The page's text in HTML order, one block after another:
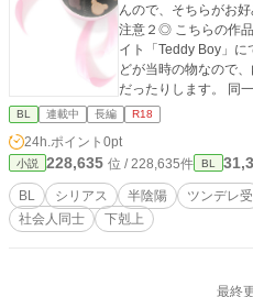
んので、そちらがお好
注意２◎ こちらの作
イト「Teddy Boy」
どが当時の物なので
だったりします。 同
います。 ◎注意３◎ 当方の作品は（登場人物の姓名を考える
のが面倒という雑な
います。 同姓同名の
RO-K！」など）にも
無い限り全くの別人として扱
ご了承の上で本文を
BL 連載中 長編 R18
24h.ポイント 0pt
小説 228,635 位 / 228,635件 BL
BL シリアス 半陰陽 ツンデレ受
社会人同士
下剋上
最終